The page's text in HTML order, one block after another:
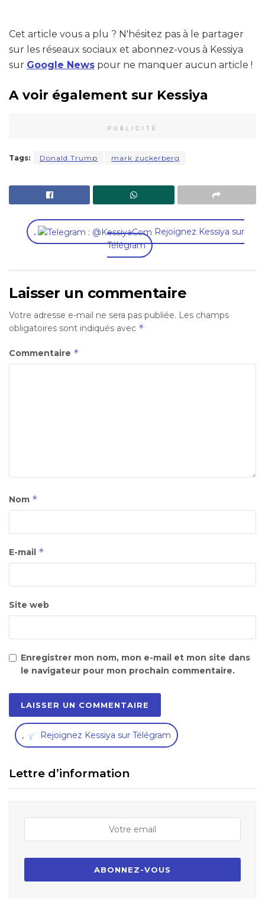
Cet article vous a plu ? N'hésitez pas à le partager
sur les réseaux sociaux et abonnez-vous à Kessiya
sur Google News pour ne manquer aucun article !
A voir également sur Kessiya
PUBLICITÉ
Tags: Donald Trump mark zuckerberg
,
Rejoignez Kessiya sur
Télégram
Laisser un commentaire
Votre adresse e-mail ne sera pas publiée. Les champs
obligatoires sont indiqués avec *
Commentaire *
Nom *
E-mail *
Site web
Enregistrer mon nom, mon e-mail et mon site dans
le navigateur pour mon prochain commentaire.
, Rejoignez Kessiya sur Télégram
Lettre d’information